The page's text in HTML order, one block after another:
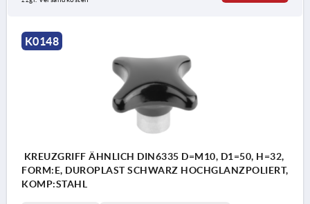
K0148
KREUZGRIFF ÄHNLICH DIN6335 D=M10, D1=50, H=32,
FORM:E, DUROPLAST SCHWARZ HOCHGLANZPOLIERT,
KOMP:STAHL